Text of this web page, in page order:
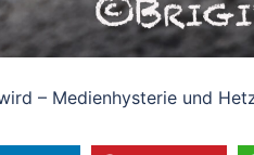
– Medienhysterie und